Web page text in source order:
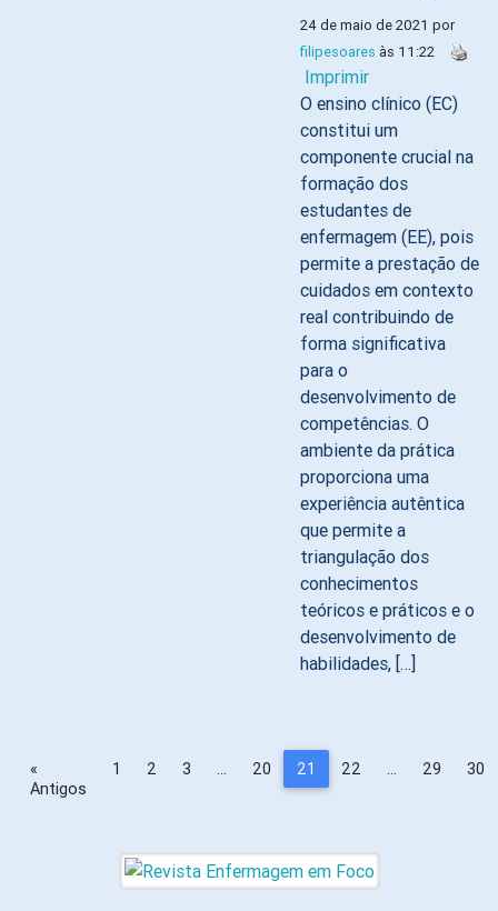
24 de maio de 2021 por
filipesoares às 11:22
Imprimir
O ensino clínico (EC)
constitui um
componente crucial na
formação dos
estudantes de
enfermagem (EE), pois
permite a prestação de
cuidados em contexto
real contribuindo de
forma significativa
para o
desenvolvimento de
competências. O
ambiente da prática
proporciona uma
experiência autêntica
que permite a
triangulação dos
conhecimentos
teóricos e práticos e o
desenvolvimento de
habilidades, […]
«
Antigos
1 2 3 … 20 21 22 … 29 30